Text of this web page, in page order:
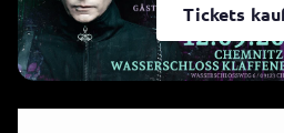
Tickets